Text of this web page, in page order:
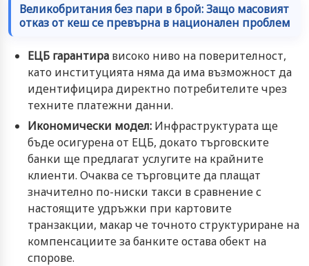
Великобритания без пари в брой: Защо масовият
отказ от кеш се превърна в национален проблем
ЕЦБ гарантира високо ниво на поверителност,
като институцията няма да има възможност да
идентифицира директно потребителите чрез
техните платежни данни.
Икономически модел: Инфраструктурата ще
бъде осигурена от ЕЦБ, докато търговските
банки ще предлагат услугите на крайните
клиенти. Очаква се търговците да плащат
значително по-ниски такси в сравнение с
настоящите удръжки при картовите
транзакции, макар че точното структуриране на
компенсациите за банките остава обект на
спорове.